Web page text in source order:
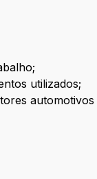
utilizados;
automotivos